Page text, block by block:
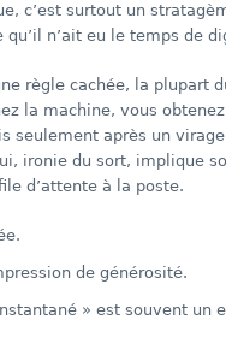
c’est surtout un
n’ait eu le temps de
règle cachée, la plupart
la machine, vous
seulement après un
ironie du sort, implique
d’attente à la poste.
de générosité.
» est souvent un